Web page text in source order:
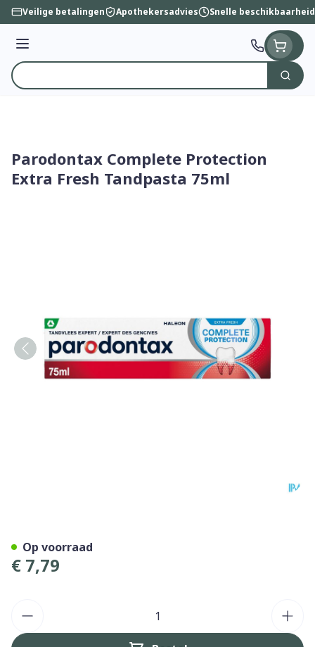
Ga naar de inhoud
Veilige betalingen Apothekersadvies Snelle beschikbaarheid
Menu
Product, merk, categorie...
Zoek
Parodontax Complete Protection
Extra Fresh Tandpasta 75ml
€ 7,79
Op voorraad